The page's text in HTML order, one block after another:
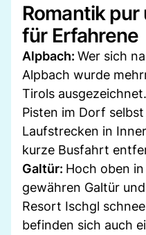
Romantik
für Erfahrene
Alpbach: Wer sich
Alpbach wurde
Tirols
Pisten im Dorf
Laufstrecken in
kurze Busfahrt
Galtür: Hoch oben
gewähren Galtür
Resort Ischgl
befinden sich auch